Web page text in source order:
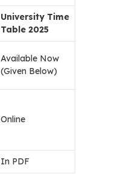
University Time
Table 2025
Available Now
(Given Below)
Online
In PDF